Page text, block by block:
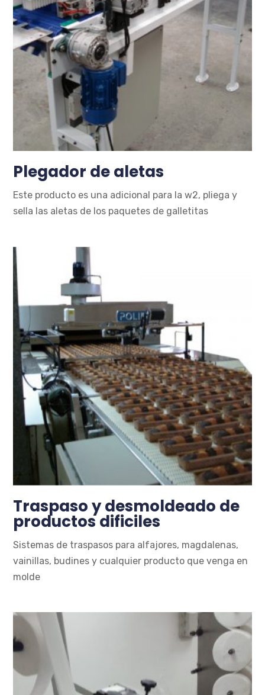
Plegador de aletas
Este producto es una adicional para la w2, pliega y
sella las aletas de los paquetes de galletitas
Traspaso y desmoldeado de
productos dificiles
Sistemas de traspasos para alfajores, magdalenas,
vainillas, budines y cualquier producto que venga en
molde